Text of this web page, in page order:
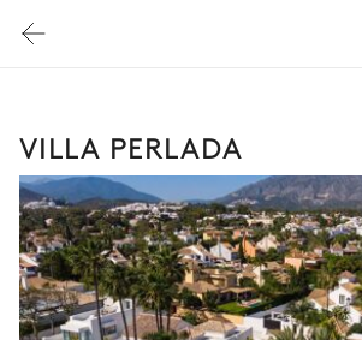
VILLA PERLADA